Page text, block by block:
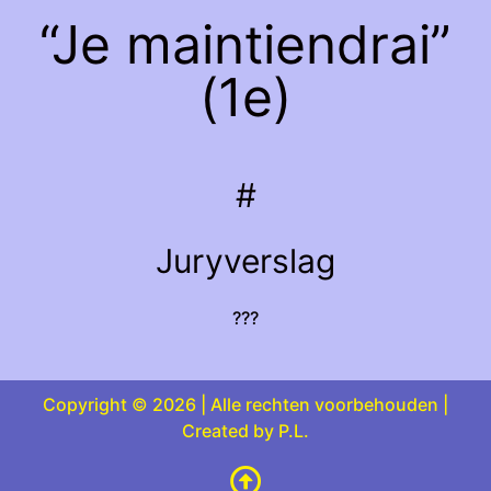
“Je maintiendrai”
(1e)
#
Juryverslag
???
Copyright © 2026 | Alle rechten voorbehouden |
Created by P.L.